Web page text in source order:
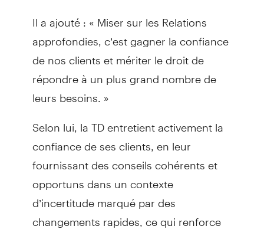
Il a ajouté : « Miser sur les Relations
approfondies, c’est gagner la confiance
de nos clients et mériter le droit de
répondre à un plus grand nombre de
leurs besoins. »
Selon lui, la TD entretient activement la
confiance de ses clients, en leur
fournissant des conseils cohérents et
opportuns dans un contexte
d’incertitude marqué par des
changements rapides, ce qui renforce